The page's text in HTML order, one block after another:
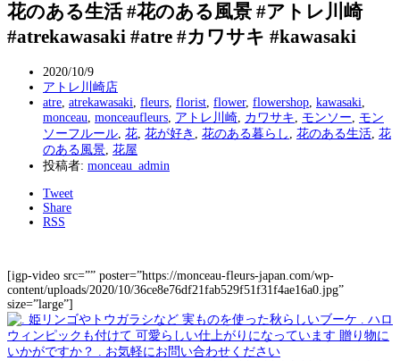
花のある生活 #花のある風景 #アトレ川崎
#atrekawasaki #atre #カワサキ #kawasaki
2020/10/9
アトレ川崎店
atre atrekawasaki fleurs florist flower, flowershop kawasaki
monceau monceaufleurs アトレ川崎 カワサキ モンソー
モン
ソーフルール 花 花が好き 花のある暮らし 花のある生活 花
のある風景 花屋
投稿者: monceau_admin
Tweet
Share
RSS
[igp-video src=”” poster=”https://monceau-fleurs-japan.com/wp-
content/uploads/2020/10/36ce8e76df21fab529f51f31f4ae16a0.jpg”
size=”large”]